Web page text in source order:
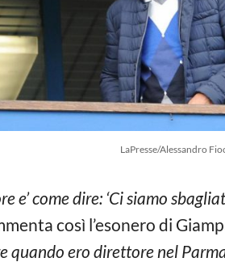
LaPresse/Alessandro
come dire: ‘Ci siamo
così l’esonero di
quando ero direttore nel